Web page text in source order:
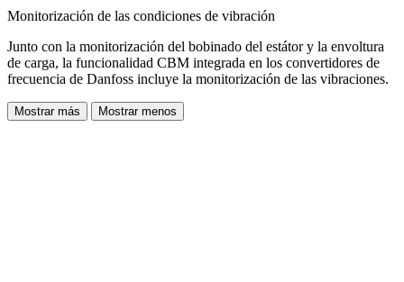
Monitorización de las condiciones de vibración
Junto con la monitorización del bobinado del estátor y la envoltura
de carga, la funcionalidad CBM integrada en los convertidores de
frecuencia de Danfoss incluye la monitorización de las vibraciones.
Mostrar más Mostrar menos